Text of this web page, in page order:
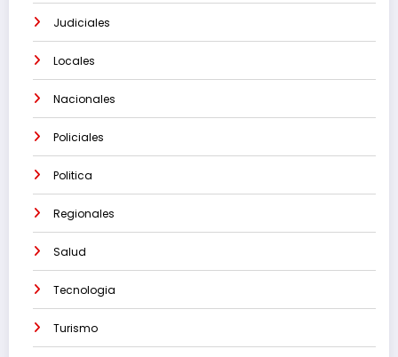
Judiciales
Locales
Nacionales
Policiales
Politica
Regionales
Salud
Tecnologia
Turismo